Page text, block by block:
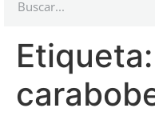
Etiqueta: